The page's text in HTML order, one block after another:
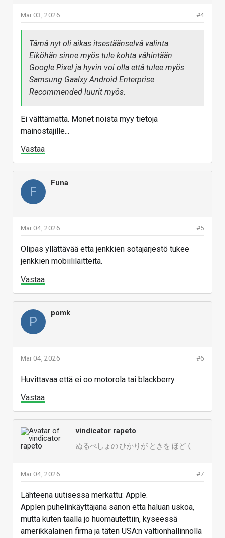
#4
Mar 03, 2026
Tämä nyt oli aikas itsestäänselvä valinta.
Eiköhän sinne myös tule kohta vähintään
Google Pixel ja hyvin voi olla että tulee myös
Samsung Gaalxy Android Enterprise
Recommended luurit myös.
Ei välttämättä. Monet noista myy tietoja
mainostajille...
Vastaa
F
Funa
#5
Mar 04, 2026
Olipas yllättävää että jenkkien sotajärjestö tukee
jenkkien mobiililaitteita.
Vastaa
P
pomk
#6
Mar 04, 2026
Huvittavaa että ei oo motorola tai blackberry.
Vastaa
vindicator rapeto
ぬるぺしょの ひかりが ときを ほどく
#7
Mar 04, 2026
Lähteenä uutisessa merkattu: Apple.
Applen puhelinkäyttäjänä sanon että haluan uskoa,
mutta kuten täällä jo huomautettiin, kyseessä
amerikkalainen firma ja täten USA:n valtionhallinnolla